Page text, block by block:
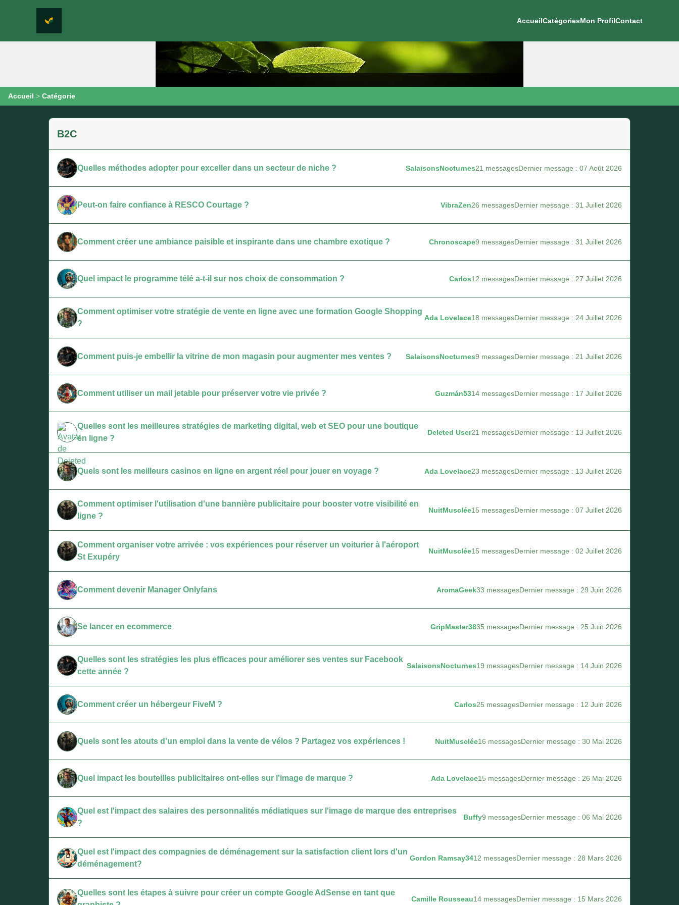
AccueilCatégoriesMon ProfilContact
Accueil > Catégorie
B2C
Quelles méthodes adopter pour exceller dans un secteur de niche ? SalaisonsNocturnes21 messagesDernier message : 07 Août 2026
Peut-on faire confiance à RESCO Courtage ? VibraZen26 messagesDernier message : 31 Juillet 2026
Comment créer une ambiance paisible et inspirante dans une chambre exotique ? Chronoscape9 messagesDernier message : 31 Juillet 2026
Quel impact le programme télé a-t-il sur nos choix de consommation ? Carlos12 messagesDernier message : 27 Juillet 2026
Comment optimiser votre stratégie de vente en ligne avec une formation Google Shopping
?
Ada Lovelace18 messagesDernier message : 24 Juillet 2026
Comment puis-je embellir la vitrine de mon magasin pour augmenter mes ventes ? SalaisonsNocturnes9 messagesDernier message : 21 Juillet 2026
Comment utiliser un mail jetable pour préserver votre vie privée ? Guzmán5314 messagesDernier message : 17 Juillet 2026
Quelles sont les meilleures stratégies de marketing digital, web et SEO pour une boutique
en ligne ?
Deleted User21 messagesDernier message : 13 Juillet 2026
Quels sont les meilleurs casinos en ligne en argent réel pour jouer en voyage ? Ada Lovelace23 messagesDernier message : 13 Juillet 2026
Comment optimiser l'utilisation d'une bannière publicitaire pour booster votre visibilité en
ligne ?
NuitMusclée15 messagesDernier message : 07 Juillet 2026
Comment organiser votre arrivée : vos expériences pour réserver un voiturier à l'aéroport
St Exupéry
NuitMusclée15 messagesDernier message : 02 Juillet 2026
Comment devenir Manager Onlyfans AromaGeek33 messagesDernier message : 29 Juin 2026
Se lancer en ecommerce GripMaster3835 messagesDernier message : 25 Juin 2026
Quelles sont les stratégies les plus efficaces pour améliorer ses ventes sur Facebook
cette année ?
SalaisonsNocturnes19 messagesDernier message : 14 Juin 2026
Comment créer un hébergeur FiveM ? Carlos25 messagesDernier message : 12 Juin 2026
Quels sont les atouts d'un emploi dans la vente de vélos ? Partagez vos expériences ! NuitMusclée16 messagesDernier message : 30 Mai 2026
Quel impact les bouteilles publicitaires ont-elles sur l'image de marque ? Ada Lovelace15 messagesDernier message : 26 Mai 2026
Quel est l'impact des salaires des personnalités médiatiques sur l'image de marque des entreprises
?
Buffy9 messagesDernier message : 06 Mai 2026
Quel est l'impact des compagnies de déménagement sur la satisfaction client lors d'un
déménagement?
Gordon Ramsay3412 messagesDernier message : 28 Mars 2026
Quelles sont les étapes à suivre pour créer un compte Google AdSense en tant que
Camille Rousseau14 messagesDernier message : 15 Mars 2026